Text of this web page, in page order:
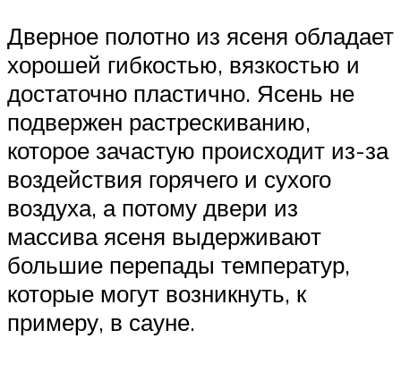
Дверное полотно из ясеня обладает
хорошей гибкостью, вязкостью и
достаточно пластично. Ясень не
подвержен растрескиванию,
которое зачастую происходит из-за
воздействия горячего и сухого
воздуха, а потому двери из
массива ясеня выдерживают
большие перепады температур,
которые могут возникнуть, к
примеру, в сауне.